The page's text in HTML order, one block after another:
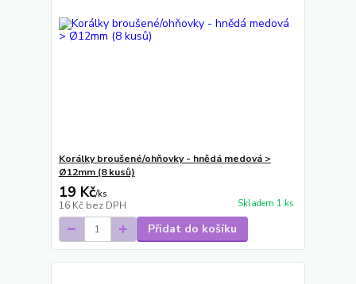
Korálky broušené/ohňovky - hnědá medová >
Ø12mm (8 kusů)
19 Kč/ks
16 Kč bez DPH Skladem 1 ks
Přidat do košíku